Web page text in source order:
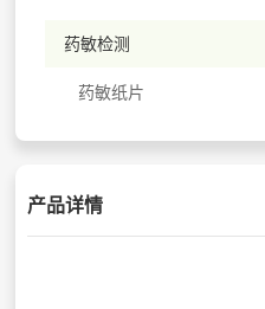
药敏检测
药敏纸片
产品详情